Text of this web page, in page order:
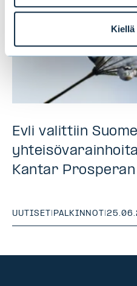
Kiellä
Evli valittiin
Kantar
UUTISET | PALKINNOT |